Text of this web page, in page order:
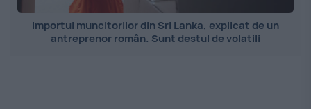
Importul muncitorilor din Sri Lanka, explicat de un
antreprenor român. Sunt destul de volatili